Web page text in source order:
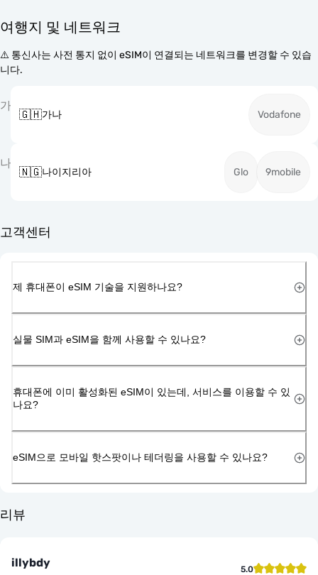
여행지 및 네트워크
⚠️ 통신사는 사전 통지 없이 eSIM이 연결되는 네트워크를 변경할 수 있습
니다.
가
🇬🇭가나 Vodafone
나
🇳🇬나이지리아 Glo 9mobile
고객센터
제 휴대폰이 eSIM 기술을 지원하나요?
실물 SIM과 eSIM을 함께 사용할 수 있나요?
휴대폰에 이미 활성화된 eSIM이 있는데, 서비스를 이용할 수 있
나요?
eSIM으로 모바일 핫스팟이나 테더링을 사용할 수 있나요?
리뷰
illybdy 5.0